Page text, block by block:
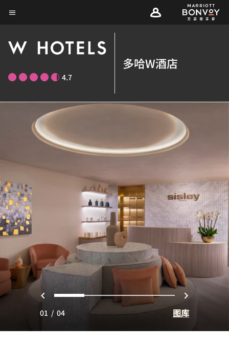
Skip
content
4.7
多哈W酒店
上一页
0 1 2 3 下一页
01 / 04 图库